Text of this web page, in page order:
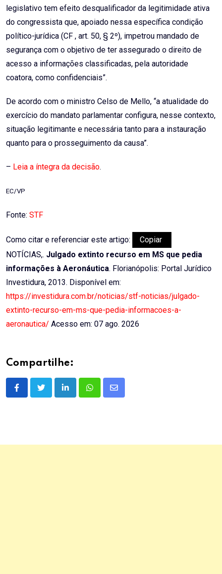
legislativo tem efeito desqualificador da legitimidade ativa
do congressista que, apoiado nessa específica condição
político-jurídica (CF , art. 50, § 2º), impetrou mandado de
segurança com o objetivo de ter assegurado o direito de
acesso a informações classificadas, pela autoridade
coatora, como confidenciais”.
De acordo com o ministro Celso de Mello, “a atualidade do
exercício do mandato parlamentar configura, nesse contexto,
situação legitimante e necessária tanto para a instauração
quanto para o prosseguimento da causa”.
– Leia a íntegra da decisão.
EC/VP
Fonte: STF
Como citar e referenciar este artigo:
Copiar
NOTÍCIAS,. Julgado extinto recurso em MS que pedia
informações à Aeronáutica. Florianópolis: Portal Jurídico
Investidura, 2013. Disponível em:
https://investidura.com.br/noticias/stf-noticias/julgado-
extinto-recurso-em-ms-que-pedia-informacoes-a-
aeronautica/ Acesso em: 07 ago. 2026
Compartilhe:
LinkedInWhatsappShare